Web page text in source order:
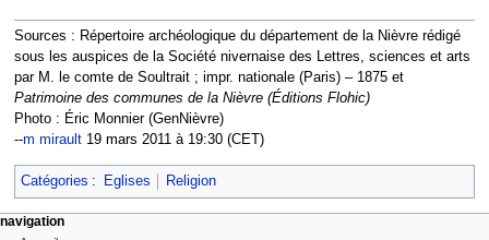
Sources : Répertoire archéologique du département de la Nièvre rédigé
sous les auspices de la Société nivernaise des Lettres, sciences et arts
par M. le comte de Soultrait ; impr. nationale (Paris) – 1875 et
Patrimoine des communes de la Nièvre (Éditions Flohic)
Photo : Éric Monnier (GenNièvre)
--m mirault19 mars 2011 à 19:30 (CET)
Catégories : Eglises Religion
navigation